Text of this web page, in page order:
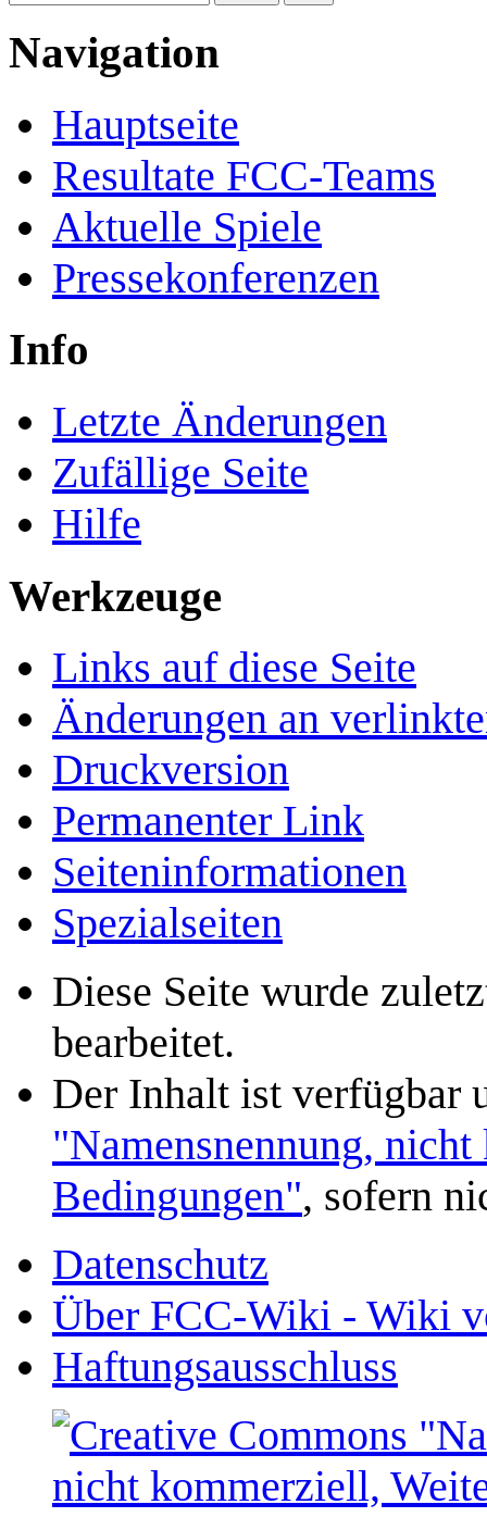
Navigation
Hauptseite
Resultate FCC-Teams
Aktuelle Spiele
Pressekonferenzen
Info
Letzte Änderungen
Zufällige Seite
Hilfe
Werkzeuge
Links auf diese Seite
Änderungen an
Druckversion
Permanenter Link
Seiten­­informationen
Spezialseiten
Diese Seite wurde
bearbeitet.
Der Inhalt ist verfügbar
"Namensnennung,
Bedingungen", sofern
Datenschutz
Über FCC-Wiki - Wiki
Haftungsausschluss